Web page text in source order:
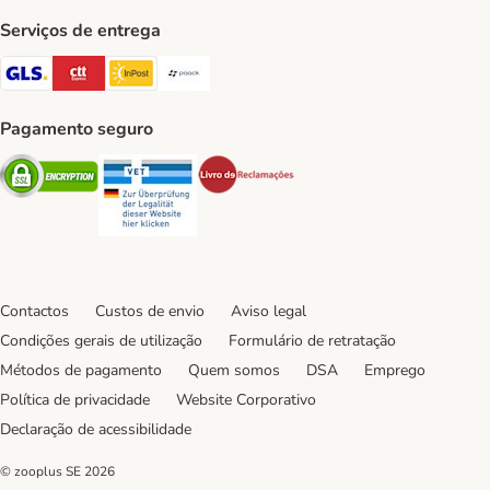
Serviços de entrega
GLS Shipping Method
CTTExpress Shipping Method
InPost Shipping Method
Pagamento seguro
Security Security
Contactos Custos de envio
Aviso legal
Condições gerais de utilização
Formulário de retratação
Métodos de pagamento
Quem somos DSA
Emprego
Política de privacidade
Website Corporativo
Declaração de acessibilidade
© zooplus SE 2026